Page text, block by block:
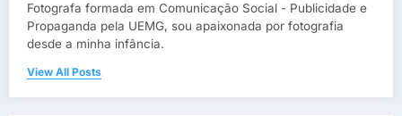
Fotografa formada em Comunicação Social - Publicidade e
Propaganda pela UEMG, sou apaixonada por fotografia
desde a minha infância.
View All Posts